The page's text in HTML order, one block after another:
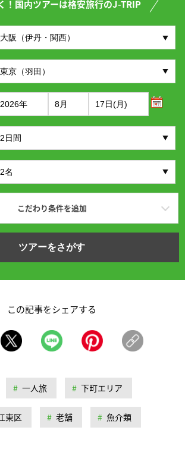
！国内ツアーは格安旅行のJ-TRIP
こだわり条件を追加
ツアーをさがす
この記事をシェアする
一人旅 下町エリア
東区 老舗 魚介類